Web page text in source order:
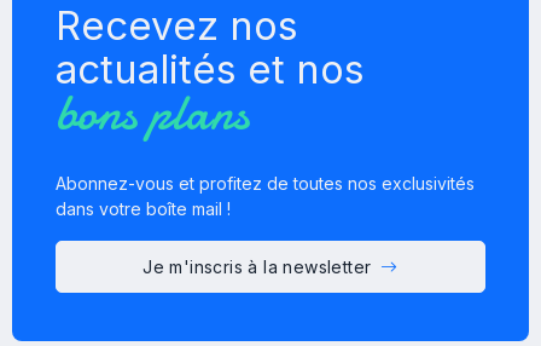
Recevez nos
actualités et nos
bons plans
Abonnez-vous et profitez de toutes nos exclusivités
dans votre boîte mail !
Je m'inscris à la newsletter